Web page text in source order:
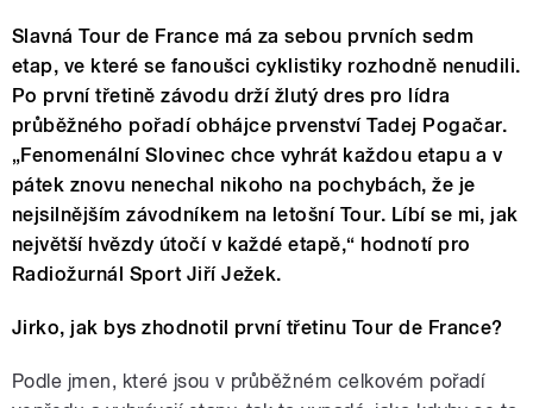
Slavná Tour de France má za sebou prvních sedm
etap, ve které se fanoušci cyklistiky rozhodně nenudili.
Po první třetině závodu drží žlutý dres pro lídra
průběžného pořadí obhájce prvenství Tadej Pogačar.
„Fenomenální Slovinec chce vyhrát každou etapu a v
pátek znovu nenechal nikoho na pochybách, že je
nejsilnějším závodníkem na letošní Tour. Líbí se mi, jak
největší hvězdy útočí v každé etapě,“ hodnotí pro
Radiožurnál Sport Jiří Ježek.
Jirko, jak bys zhodnotil první třetinu Tour de France?
Podle jmen, které jsou v průběžném celkovém pořadí